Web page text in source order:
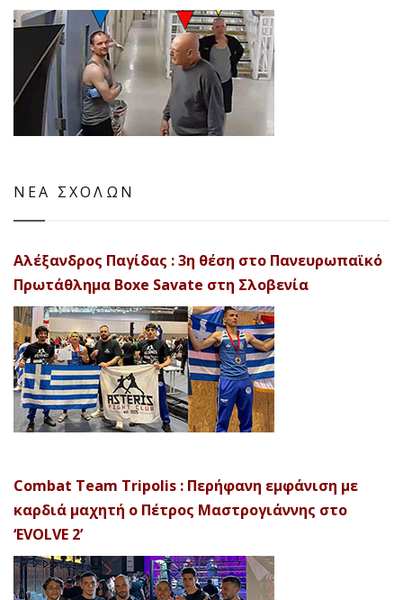
ΝΕΑ ΣΧΟΛΩΝ
Αλέξανδρος Παγίδας : 3η θέση στο Πανευρωπαϊκό
Πρωτάθλημα Boxe Savate στη Σλοβενία
Combat Team Tripolis : Περήφανη εμφάνιση με
καρδιά μαχητή ο Πέτρος Μαστρογιάννης στο
‘EVOLVE 2’